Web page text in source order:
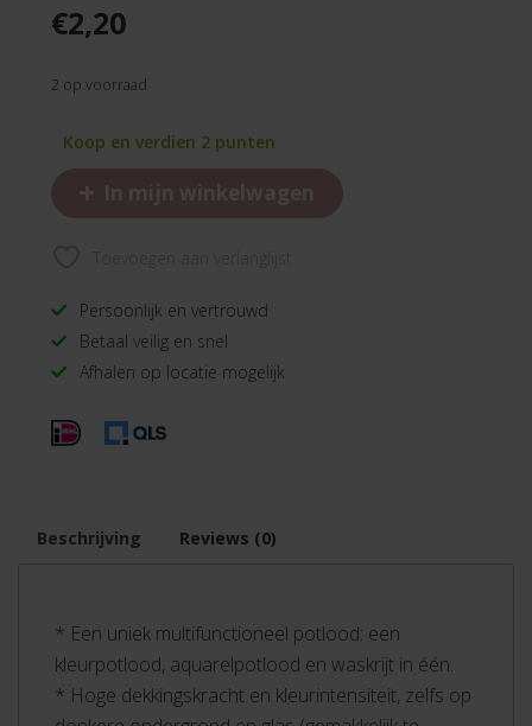
€2,20
2 op voorraad
Koop en verdien 2 punten
+ In mijn winkelwagen
Persoonlijk en vertrouwd
Betaal veilig en snel
Afhalen op locatie mogelijk
Beschrijving Reviews (0)
* Een uniek multifunctioneel potlood: een
kleurpotlood, aquarelpotlood en waskrijt in één.
* Hoge dekkingskracht en kleurintensiteit, zelfs op